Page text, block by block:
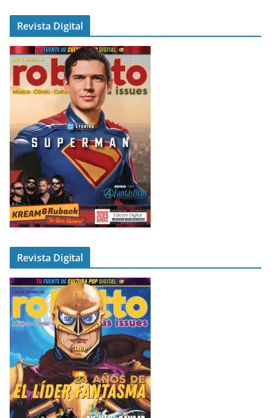
Revista Digital
Revista Digital